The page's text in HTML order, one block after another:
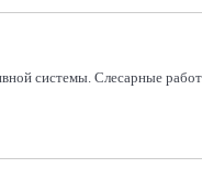
Слесарные